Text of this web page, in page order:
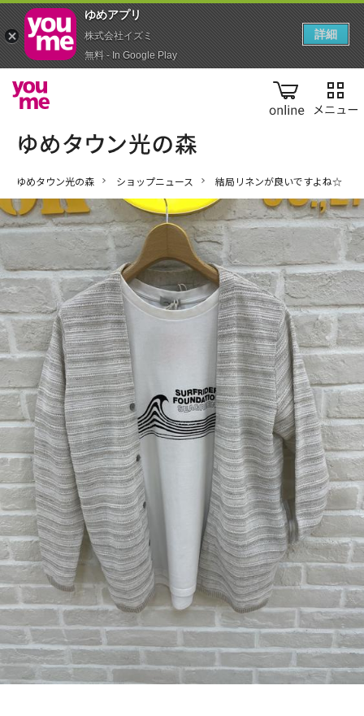
online
ゆめタウン光の森 ショップニュース 結局リネンが良いですよね☆
ゆめアプ‪リ‬
株式会社イズミ
無料 - In Google Play
詳細